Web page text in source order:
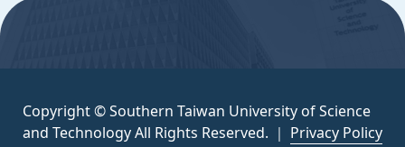
Copyright © Southern Taiwan University of Science
and Technology All Rights Reserved. ｜ Privacy Policy